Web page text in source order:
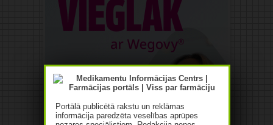
Portālā publicētā rakstu un reklāmas
informācija paredzēta veselības aprūpes